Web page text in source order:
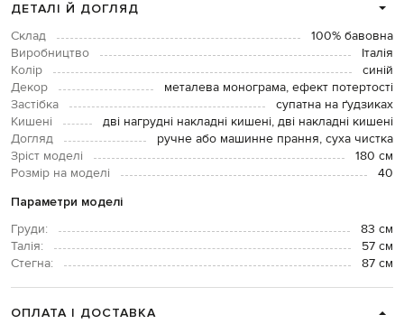
ДЕТАЛІ Й ДОГЛЯД
Склад
100% бавовна
Виробництво
Італія
Колір
синій
Декор
металева монограма, ефект потертості
Застібка
супатна на ґудзиках
Кишені
дві нагрудні накладні кишені, дві накладні кишені
Догляд
ручне або машинне прання, суха чистка
Зріст моделі
180 см
Розмір на моделі
40
Параметри моделі
Груди:
83 см
Талія:
57 см
Стегна:
87 см
ОПЛАТА І ДОСТАВКА